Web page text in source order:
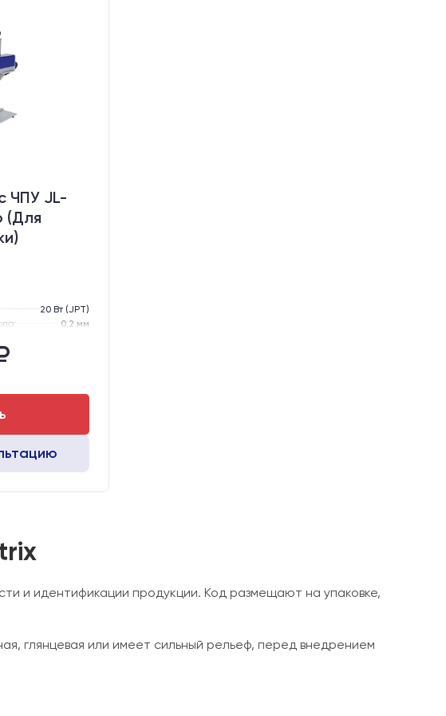
ЧПУ JL-
(Для
20 Вт (JPT)
0,2 мм
и идентификации продукции. Код размещают на упаковке,
глянцевая или имеет сильный рельеф, перед внедрением